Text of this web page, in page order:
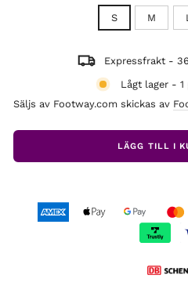
S M
Expressfrakt -
Lågt lager -
Säljs av Footway.com skickas av
LÄGG TILL I